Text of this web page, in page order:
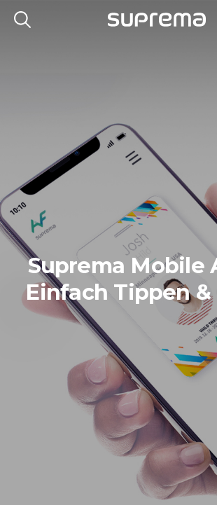
Suprema Mobile
Einfach Tippen &